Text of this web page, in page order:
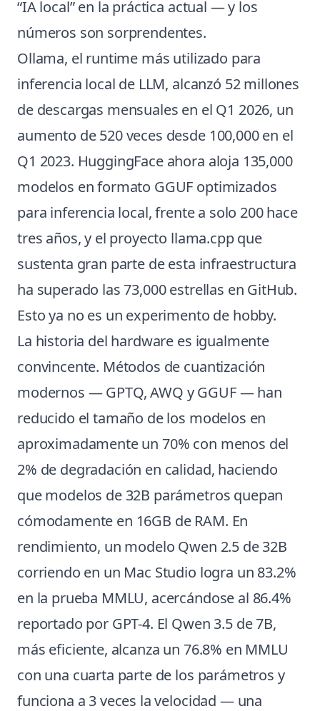
“IA local” en la práctica actual — y los
números son sorprendentes.
Ollama, el runtime más utilizado para
inferencia local de LLM, alcanzó 52 millones
de descargas mensuales en el Q1 2026, un
aumento de 520 veces desde 100,000 en el
Q1 2023. HuggingFace ahora aloja 135,000
modelos en formato GGUF optimizados
para inferencia local, frente a solo 200 hace
tres años, y el proyecto llama.cpp que
sustenta gran parte de esta infraestructura
ha superado las 73,000 estrellas en GitHub.
Esto ya no es un experimento de hobby.
La historia del hardware es igualmente
convincente. Métodos de cuantización
modernos — GPTQ, AWQ y GGUF — han
reducido el tamaño de los modelos en
aproximadamente un 70% con menos del
2% de degradación en calidad, haciendo
que modelos de 32B parámetros quepan
cómodamente en 16GB de RAM. En
rendimiento, un modelo Qwen 2.5 de 32B
corriendo en un Mac Studio logra un 83.2%
en la prueba MMLU, acercándose al 86.4%
reportado por GPT-4. El Qwen 3.5 de 7B,
más eficiente, alcanza un 76.8% en MMLU
con una cuarta parte de los parámetros y
funciona a 3 veces la velocidad — una